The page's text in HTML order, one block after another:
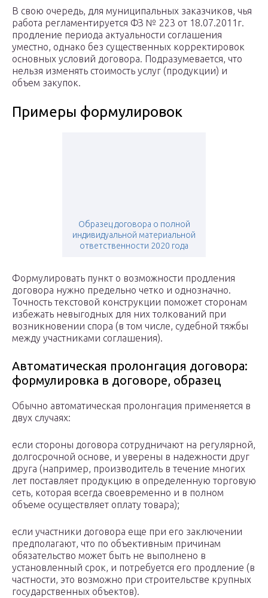
В свою очередь, для муниципальных заказчиков, чья
работа регламентируется ФЗ № 223 от 18.07.2011г.
продление периода актуальности соглашения
уместно, однако без существенных корректировок
основных условий договора. Подразумевается, что
нельзя изменять стоимость услуг (продукции) и
объем закупок.
Примеры формулировок
Образец договора о полной
индивидуальной материальной
ответственности 2020 года
Формулировать пункт о возможности продления
договора нужно предельно четко и однозначно.
Точность текстовой конструкции поможет сторонам
избежать невыгодных для них толкований при
возникновении спора (в том числе, судебной тяжбы
между участниками соглашения).
Автоматическая пролонгация договора:
формулировка в договоре, образец
Обычно автоматическая пролонгация применяется в
двух случаях:
если стороны договора сотрудничают на регулярной,
долгосрочной основе, и уверены в надежности друг
друга (например, производитель в течение многих
лет поставляет продукцию в определенную торговую
сеть, которая всегда своевременно и в полном
объеме осуществляет оплату товара);
если участники договора еще при его заключении
предполагают, что по объективным причинам
обязательство может быть не выполнено в
установленный срок, и потребуется его продление (в
частности, это возможно при строительстве крупных
государственных объектов).